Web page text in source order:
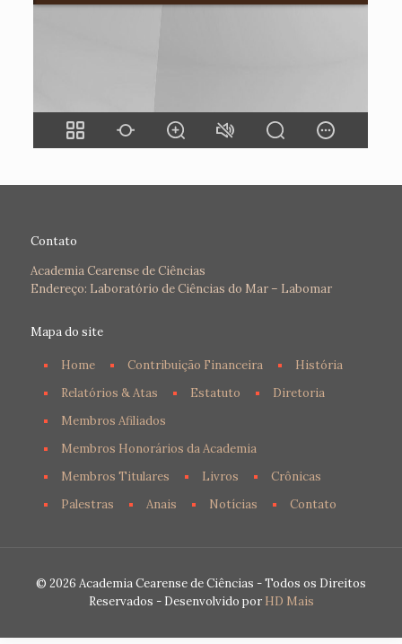
Contato
Academia Cearense de Ciências
Endereço: Laboratório de Ciências do Mar – Labomar
Mapa do site
Home Contribuição Financeira
História
Relatórios & Atas
Estatuto
Diretoria
Membros Afiliados
Membros Honorários da Academia
Membros Titulares
Livros
Crônicas
Palestras
Anais Notícias Contato
© 2026 Academia Cearense de Ciências - Todos os Direitos
Reservados - Desenvolvido por HD Mais